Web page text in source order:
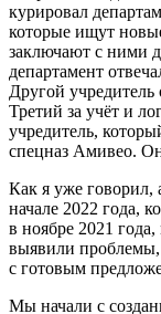
курировал
которые ищут
заключают с ними
департамент
Другой учредитель
Третий за учёт и
учредитель,
спецназ Амивео.
Как я уже говорил,
начале 2022 года,
в ноябре 2021
выявили
с готовым
Мы начали с